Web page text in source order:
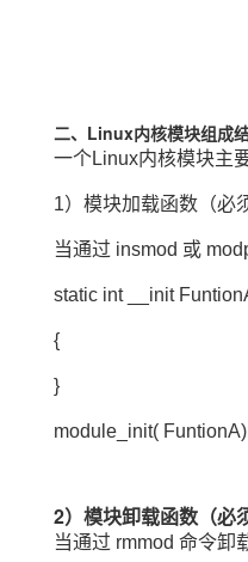
二、Linux内核模块组成
一个Linux内核模块主
1）模块加载函数（必
当通过 insmod 或
static int __init
{
}
module_init(
2）模块卸载函数（必
当通过 rmmod 命令卸